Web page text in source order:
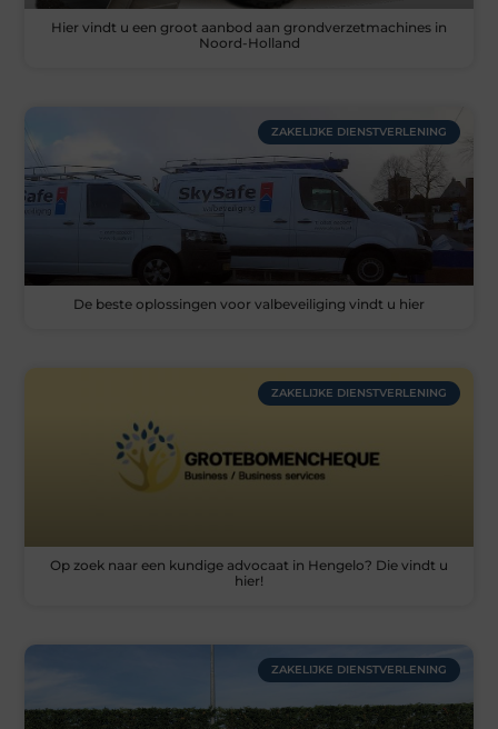
Hier vindt u een groot aanbod aan grondverzetmachines in
Noord-Holland
ZAKELIJKE DIENSTVERLENING
De beste oplossingen voor valbeveiliging vindt u hier
ZAKELIJKE DIENSTVERLENING
Op zoek naar een kundige advocaat in Hengelo? Die vindt u
hier!
ZAKELIJKE DIENSTVERLENING